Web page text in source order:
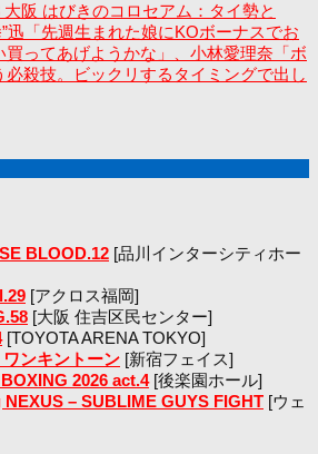
阪 はびきのコロセアム：タイ勢と
迅「先週生まれた娘にKOボーナスでお
買ってあげようかな」、小林愛理奈「ボ
必殺技。ビックリするタイミングで出し
BLOOD.12 [品川インターシティホー
[アクロス福岡]
[大阪 住吉区民センター]
[TOYOTA ARENA TOKYO]
ワンキントーン [新宿フェイス]
2026 act.4[後楽園ホール]
– SUBLIME GUYS FIGHT [ウェ